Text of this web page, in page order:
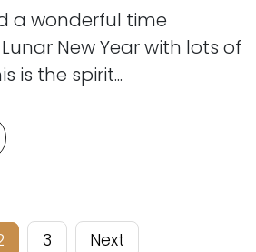
a wonderful time
New Year with lots of
is the spirit...
3 Next